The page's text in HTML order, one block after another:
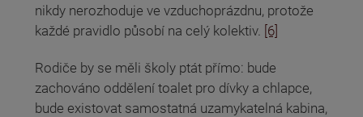
nikdy nerozhoduje ve vzduchoprázdnu, protože
každé pravidlo působí na celý kolektiv. [6]
Rodiče by se měli školy ptát přímo: bude
zachováno oddělení toalet pro dívky a chlapce,
bude existovat samostatná uzamykatelná kabina,